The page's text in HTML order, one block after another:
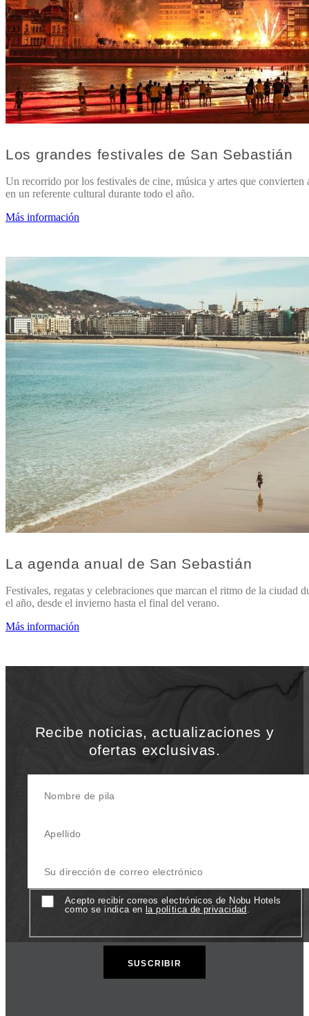
Los grandes festivales de San Sebastián
Un recorrido por los festivales de cine, música y artes que convierten
en un referente cultural durante todo el año.
Más información
La agenda anual de San Sebastián
Festivales, regatas y celebraciones que marcan el ritmo de la ciudad
el año, desde el invierno hasta el final del verano.
Más información
Recibe noticias, actualizaciones y
ofertas exclusivas.
ConsentirAcepto recibir correos electrónicos de Nobu Hotels
como se indica en la política de privacidad .